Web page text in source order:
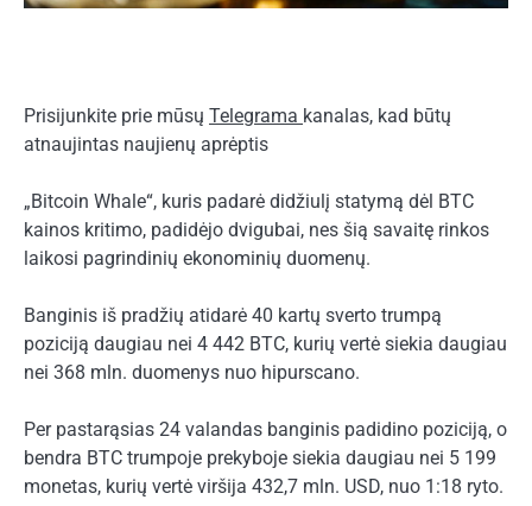
Prisijunkite prie mūsų Telegrama kanalas, kad būtų
atnaujintas naujienų aprėptis
„Bitcoin Whale“, kuris padarė didžiulį statymą dėl BTC
kainos kritimo, padidėjo dvigubai, nes šią savaitę rinkos
laikosi pagrindinių ekonominių duomenų.
Banginis iš pradžių atidarė 40 kartų sverto trumpą
poziciją daugiau nei 4 442 BTC, kurių vertė siekia daugiau
nei 368 mln. duomenys nuo hipurscano.
Per pastarąsias 24 valandas banginis padidino poziciją, o
bendra BTC trumpoje prekyboje siekia daugiau nei 5 199
monetas, kurių vertė viršija 432,7 mln. USD, nuo 1:18 ryto.